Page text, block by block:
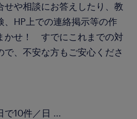
や相談にお答えしたり、教
、HP上での連絡掲示等の作
かせ！ すでにこれまでの対
で、不安な方もご安心くださ
で10件／日 ...